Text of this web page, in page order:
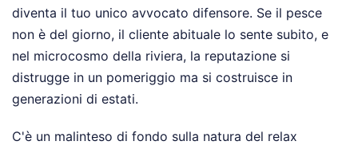
diventa il tuo unico avvocato difensore. Se il pesce
non è del giorno, il cliente abituale lo sente subito, e
nel microcosmo della riviera, la reputazione si
distrugge in un pomeriggio ma si costruisce in
generazioni di estati.
C'è un malinteso di fondo sulla natura del relax